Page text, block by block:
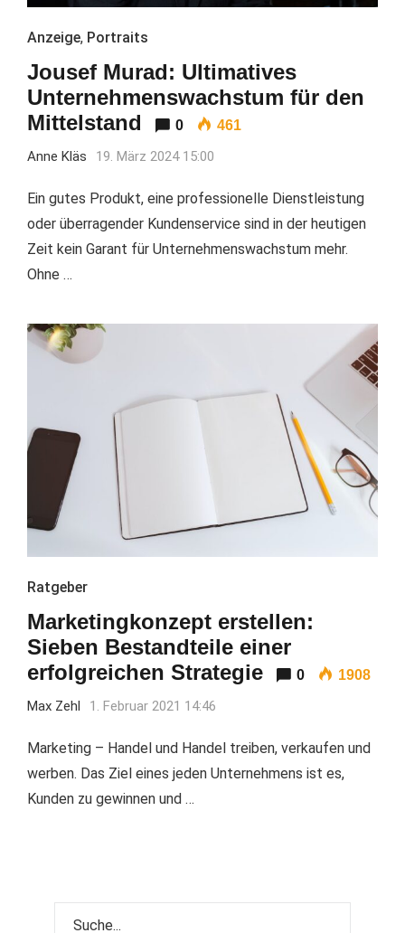
Anzeige, Portraits
Jousef Murad: Ultimatives
Unternehmenswachstum für den
Mittelstand
0 461
Anne Kläs 19. März 2024 15:00
Ein gutes Produkt, eine professionelle Dienstleistung
oder überragender Kundenservice sind in der heutigen
Zeit kein Garant für Unternehmenswachstum mehr.
Ohne …
Ratgeber
Marketingkonzept erstellen:
Sieben Bestandteile einer
erfolgreichen Strategie
0 1908
Max Zehl 1. Februar 2021 14:46
Marketing – Handel und Handel treiben, verkaufen und
werben. Das Ziel eines jeden Unternehmens ist es,
Kunden zu gewinnen und …